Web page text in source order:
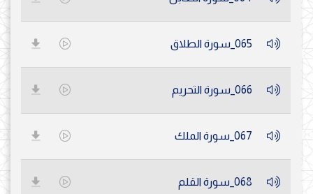
065_سورة الطلاق
066_سورة التحريم
067_سورة الملك
068_سورة القلم